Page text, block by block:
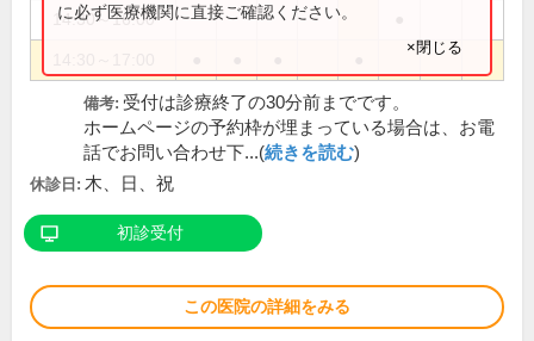
14:30～16:00
に必ず医療機関に直接ご確認ください。
×閉じる
備考: 受付は診療終了の30分前までです。
ホームページの予約枠が埋まっている場合は、お電
話でお問い合わせ下...(続きを読む)
休診日: 木、日、祝
初診受付
この医院の詳細をみる